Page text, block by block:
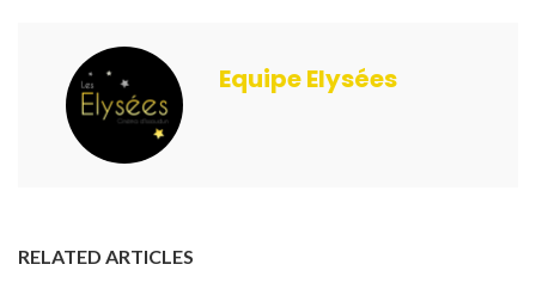
Equipe Elysées
RELATED ARTICLES